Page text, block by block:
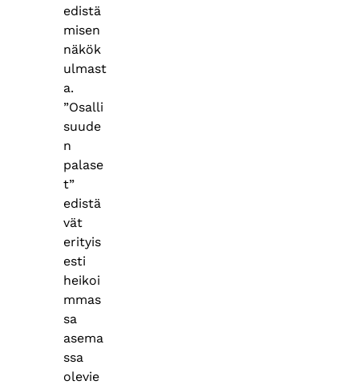
edistä
misen
näkök
ulmast
a.
”Osalli
suude
n
palase
t”
edistä
vät
erityis
esti
heikoi
mmas
sa
asema
ssa
olevie